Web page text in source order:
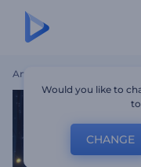
Ana Sayfa
Would you like to
CHANGE